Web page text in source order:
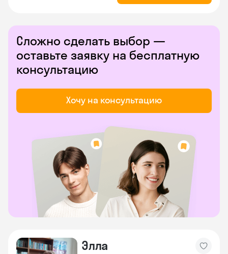
Сложно сделать выбор —
оставьте заявку на бесплатную
консультацию
Хочу на консультацию
Элла